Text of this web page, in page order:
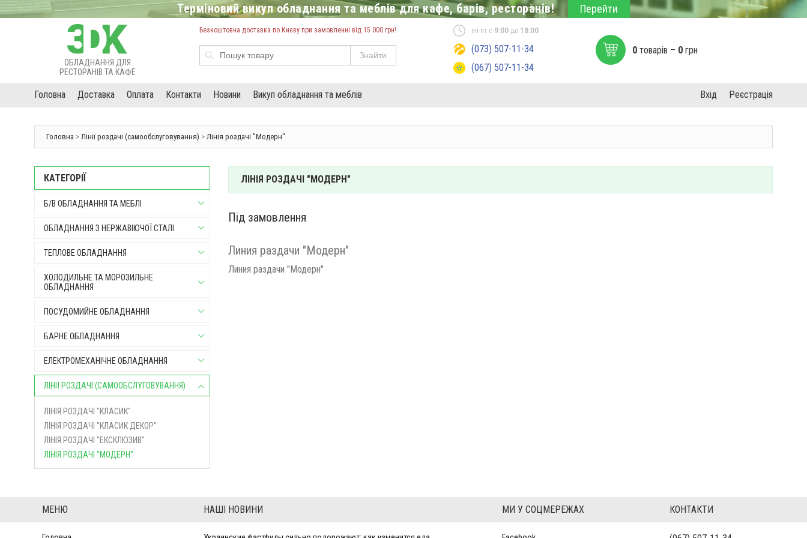
Терміновий викуп обладнання та меблів для кафе, барів, ресторанів! Перейти
ОБЛАДНАННЯ ДЛЯ
РЕСТОРАНІВ ТА КАФЕ
Безкоштовна доставка по Києву при замовленні від 15 000 грн!
Знайти
пн-пт с 9:00 до 18:00
(073) 507-11-34
(067) 507-11-34
0 товарів – 0 грн
Головна Доставка Оплата Контакти Новини Викуп обладнання та меблів Реєстрація
Вхід
Головна > Лінії роздачі (самообслуговування) > Лінія роздачі "Модерн"
ЛІНІЯ РОЗДАЧІ "МОДЕРН"
Під замовлення
Линия раздачи "Модерн"
Линия раздачи "Модерн"
КАТЕГОРІЇ
Б/В ОБЛАДНАННЯ ТА МЕБЛІ
ОБЛАДНАННЯ З НЕРЖАВІЮЧОЇ СТАЛІ
ТЕПЛОВЕ ОБЛАДНАННЯ
ХОЛОДИЛЬНЕ ТА МОРОЗИЛЬНЕ
ОБЛАДНАННЯ
ПОСУДОМИЙНЕ ОБЛАДНАННЯ
БАРНЕ ОБЛАДНАННЯ
ЕЛЕКТРОМЕХАНІЧНЕ ОБЛАДНАННЯ
ЛІНІЇ РОЗДАЧІ (САМООБСЛУГОВУВАННЯ)
ЛІНІЯ РОЗДАЧІ "КЛАСИК"
ЛІНІЯ РОЗДАЧІ "КЛАСИК ДЕКОР"
ЛІНІЯ РОЗДАЧІ "ЕКСКЛЮЗИВ"
ЛІНІЯ РОЗДАЧІ "МОДЕРН"
МЕНЮ НАШІ НОВИНИ МИ У СОЦМЕРЕЖАХ КОНТАКТИ